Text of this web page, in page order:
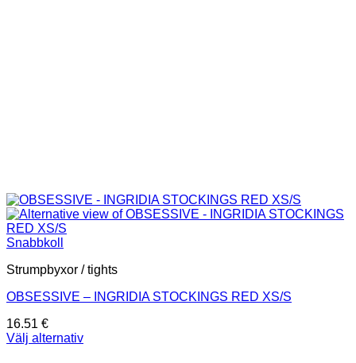
Snabbkoll
Strumpbyxor / tights
OBSESSIVE – INGRIDIA STOCKINGS RED XS/S
16.51 €
Välj alternativ